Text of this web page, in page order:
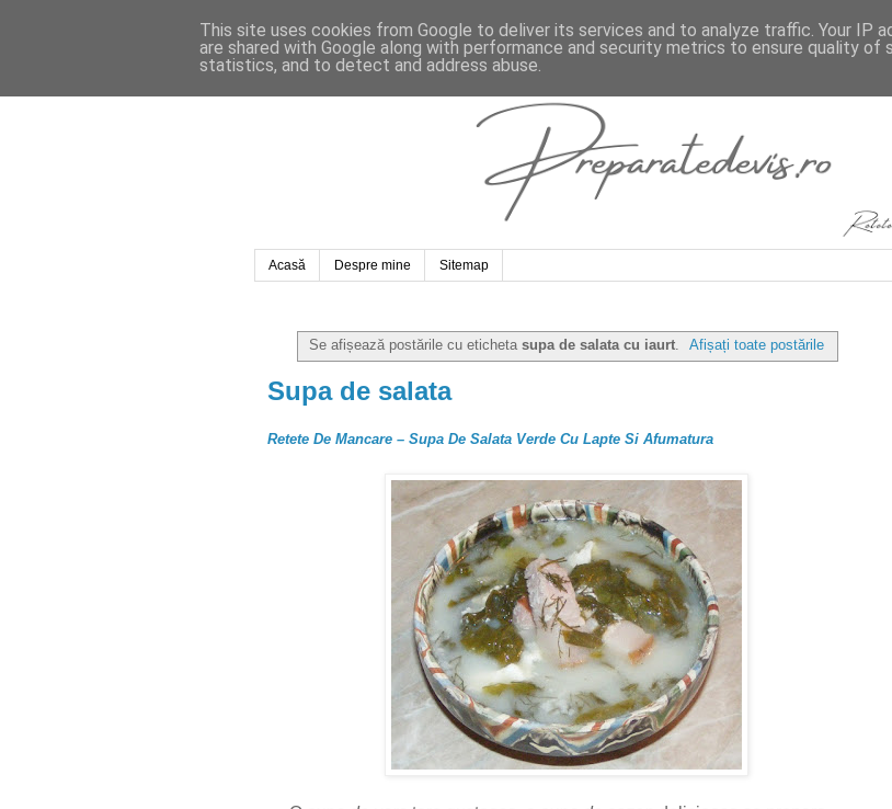
Acasă Despre mine Sitemap
Se afișează postările cu eticheta supa de salata cu iaurt. Afișați toate postările
Supa de salata
Retete De Mancare – Supa De Salata Verde Cu Lapte Si Afumatura
This site uses cookies from Google to deliver its services and to analyze traffic. Your IP
are shared with Google along with performance and security metrics to ensure quality of
statistics, and to detect and address abuse.